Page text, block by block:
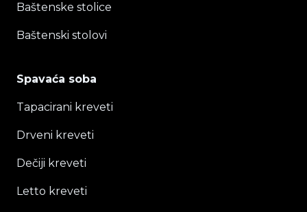
Baštenske stolice
Baštenski stolovi
Spavaća soba
Tapacirani kreveti
Drveni kreveti
Dečiji kreveti
Letto kreveti